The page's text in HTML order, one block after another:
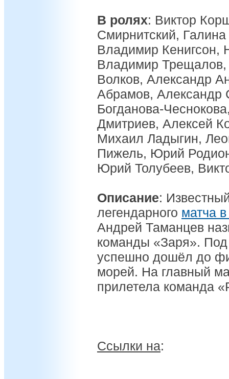
В ролях: Виктор
Смирнитский,
Владимир Кенигсон,
Владимир
Волков, Александр
Абрамов, Александр
Богданова-
Дмитриев, Алексей
Михаил Ладыгин,
Пижель, Юрий
Юрий Толубеев,
Описание:
легендарного матча
Андрей Таманцев
команды «Заря». Под
успешно дошёл до
морей. На главный
прилетела команда
Ссылки на: